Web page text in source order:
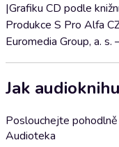
|Grafiku CD podle
Produkce S Pro Alfa
Euromedia Group, a.
Jak
Poslouchejte pohodlně
Audioteka